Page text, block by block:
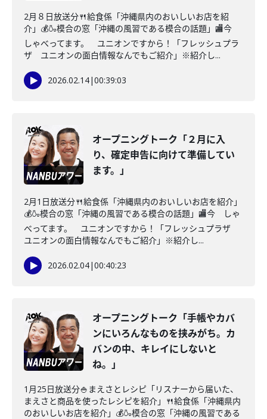
2月８日放送分🍴給食係「沖縄県内のおいしいお店を紹
介」💰🍶模合の窓「沖縄の風習である模合の話題」🏬今
しゃべってます。 ユニオンですから！「フレッシュプラ
ザ ユニオンの面白情報なんでもご紹介」※紹介し...
2026.02.14|00:39:03
オープニングトーク「２月に入
り、確定申告に向けて準備してい
ます。」
2月1日放送分🍴給食係「沖縄県内のおいしいお店を紹介」
💰🍶模合の窓「沖縄の風習である模合の話題」🏬今 しゃ
べってます。 ユニオンですから！「フレッシュプラザ
ユニオンの面白情報なんでもご紹介」※紹介し...
2026.02.04|00:40:23
オープニングトーク「手帳やカバ
ンにいろんなものを挟みがち。カ
バンの中、キレイにしないと
ね。」
1月25日放送分🍚まえさとレシピ「リスナーから届いた、
まえさと商品を使ったレシピを紹介」🍴給食係「沖縄県内
のおいしいお店を紹介」💰🍶模合の窓「沖縄の風習である